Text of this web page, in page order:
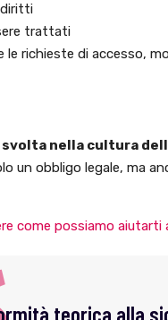
diritti
trattati
richieste di accesso,
svolta nella cultura
un obbligo legale, ma
come possiamo aiutarti
teorica alla